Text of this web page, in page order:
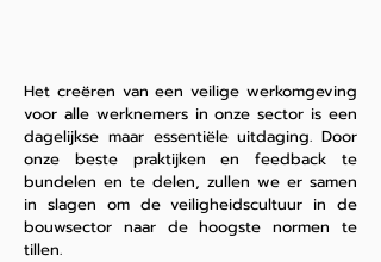
Het creëren van een veilige werkomgeving
voor alle werknemers in onze sector is een
dagelijkse maar essentiële uitdaging. Door
onze beste praktijken en feedback te
bundelen en te delen, zullen we er samen
in slagen om de veiligheidscultuur in de
bouwsector naar de hoogste normen te
tillen.